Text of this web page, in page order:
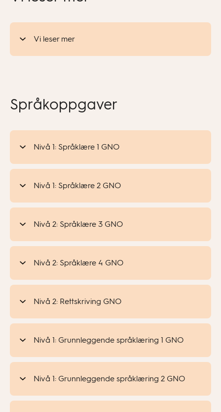
Vi leser mer
Språkoppgaver
Nivå 1: Språklære 1 GNO
Nivå 1: Språklære 2 GNO
Nivå 2: Språklære 3 GNO
Nivå 2: Språklære 4 GNO
Nivå 2: Rettskriving GNO
Nivå 1: Grunnleggende språklæring 1 GNO
Nivå 1: Grunnleggende språklæring 2 GNO